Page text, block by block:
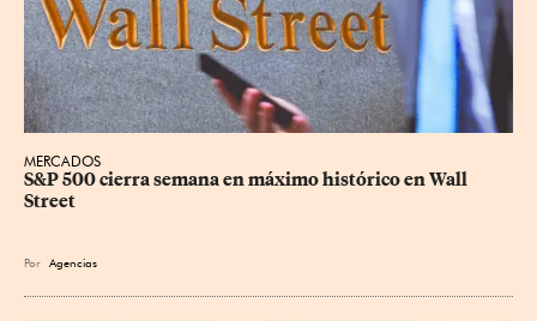
MERCADOS
S&P 500 cierra semana en máximo histórico en Wall
Street
Por Agencias